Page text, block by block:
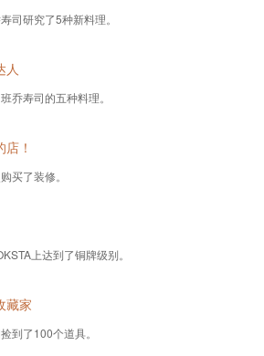
司研究了5种新料理。
人
乔寿司的五种料理。
！
买了装修。
上达到了铜牌级别。
藏家
到了100个道具。